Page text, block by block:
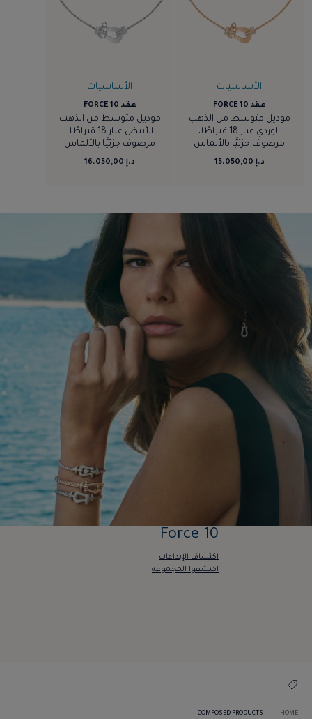
الأساسيات
عقد FORCE 10
موديل متوسط من الذهب
الوردي عيار 18 قيراطًا،
مرصوف جزئيًّا بالألماس
د.إ 15.050,00
الأساسيات
عقد FORCE 10
موديل متوسط من الذهب
الأبيض عيار 18 قيراطًا،
مرصوف جزئيًّا بالألماس
د.إ 16.050,00
Force 10
اكتشاف الإبداعات
اكتشفوا المجموعة
HOME
COMPOSED PRODUCTS